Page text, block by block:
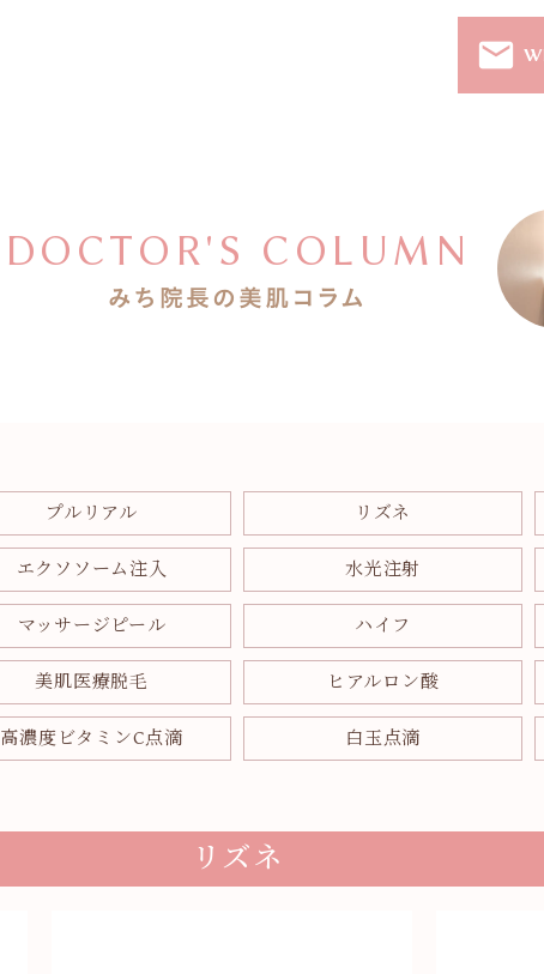
DOCTOR'S COLUMN
みち院長の美肌コラム
プルリアル リズネ
エクソソーム注入 水光注射
マッサージピール ハイフ
美肌医療脱毛 ヒアルロン酸
高濃度ビタミンC点滴 白玉点滴
リズネ
email